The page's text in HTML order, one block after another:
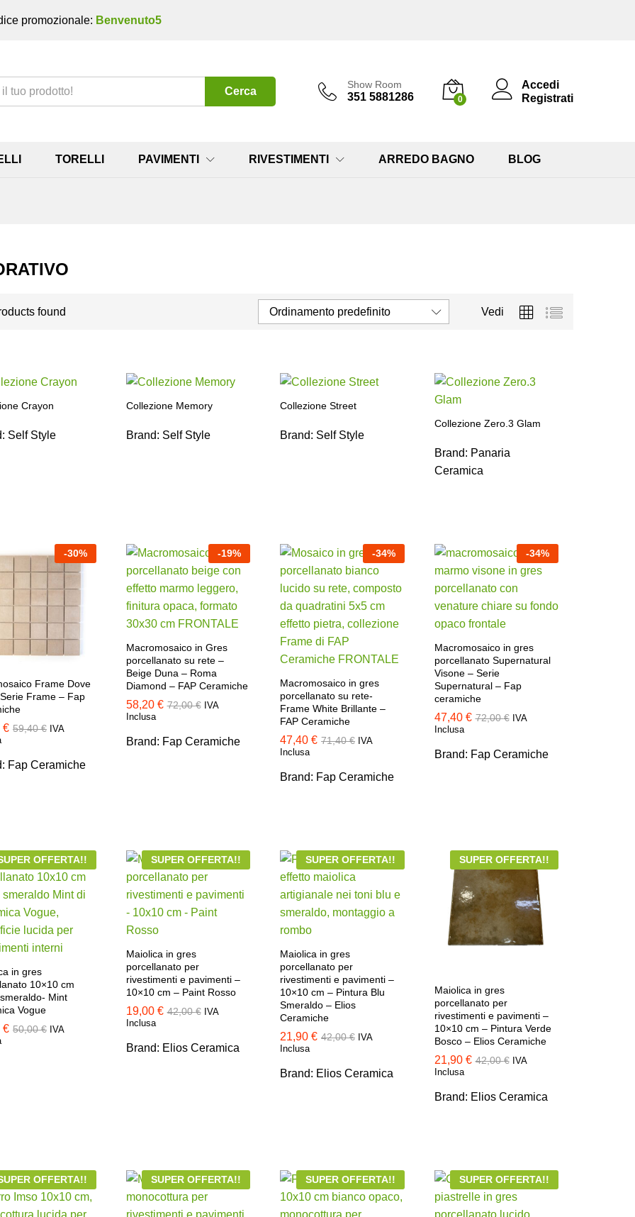
promozionale: Benvenuto5
Cerca
Show Room
351 5881286 0
Accedi
Registrati
TORELLI PAVIMENTI RIVESTIMENTI ARREDO BAGNO BLOG
found Vedi
Ordinamento predefinito
Crayon
Self Style
Collezione Memory
Brand: Self Style
Collezione Street
Brand: Self Style
Collezione Zero.3 Glam
Brand: Panaria
Ceramica
-30%
Frame Dove
Frame – Fap
€ 59,40€ IVA
€ 59,40€
Fap Ceramiche
-19%
Macromosaico in Gres
porcellanato su rete –
Beige Duna – Roma
Diamond – FAP Ceramiche
58,20 € 72,00€ IVA
Inclusa
58,20 € 72,00€
Brand: Fap Ceramiche
-34%
Macromosaico in gres
porcellanato su rete-
Frame White Brillante –
FAP Ceramiche
47,40 € 71,40€ IVA
Inclusa
47,40 € 71,40€
Brand: Fap Ceramiche
-34%
Macromosaico in gres
porcellanato Supernatural
Visone – Serie
Supernatural – Fap
ceramiche
47,40 € 72,00€ IVA
Inclusa
47,40 € 72,00€
Brand: Fap Ceramiche
OFFERTA!!
in gres
10×10 cm
Mint
Vogue
€ 50,00€ IVA
€ 50,00€
SUPER OFFERTA!!
Maiolica in gres
porcellanato per
rivestimenti e pavimenti –
10×10 cm – Paint Rosso
19,00 € 42,00€ IVA
Inclusa
19,00 € 42,00€
Brand: Elios Ceramica
SUPER OFFERTA!!
Maiolica in gres
porcellanato per
rivestimenti e pavimenti –
10×10 cm – Pintura Blu
Smeraldo – Elios
Ceramiche
21,90 € 42,00€ IVA
Inclusa
21,90 € 42,00€
Brand: Elios Ceramica
SUPER OFFERTA!!
Maiolica in gres
porcellanato per
rivestimenti e pavimenti –
10×10 cm – Pintura Verde
Bosco – Elios Ceramiche
21,90 € 42,00€ IVA
Inclusa
21,90 € 42,00€
Brand: Elios Ceramica
OFFERTA!! SUPER OFFERTA!! SUPER OFFERTA!! SUPER OFFERTA!!